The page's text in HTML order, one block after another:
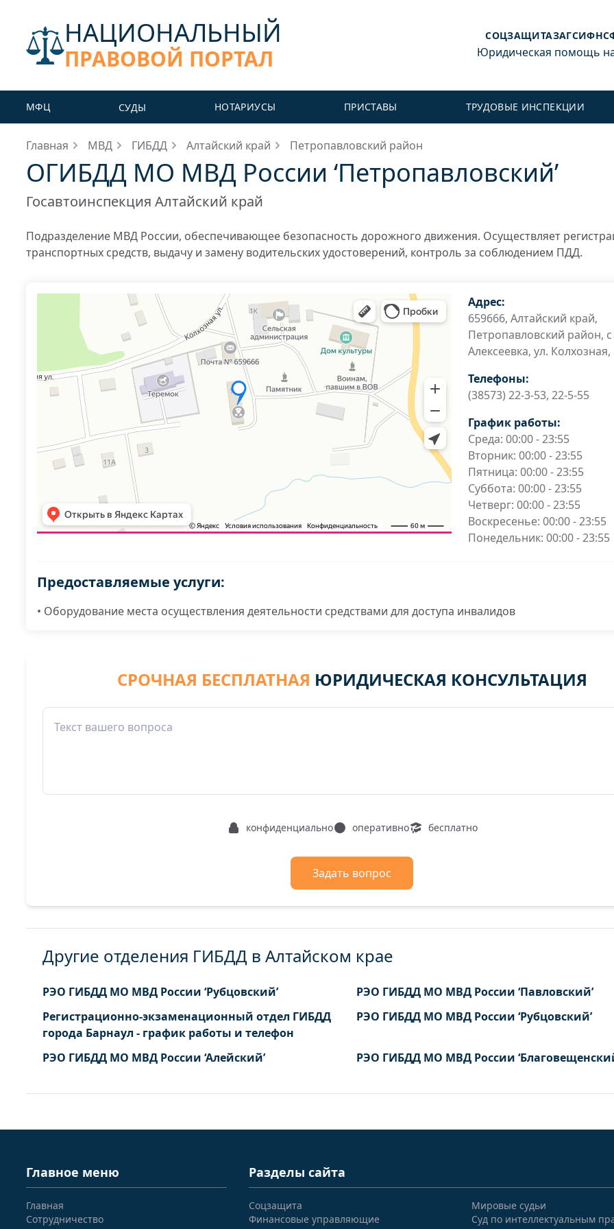
НАЦИОНАЛЬНЫЙ
ПРАВОВОЙ ПОРТАЛ
СОЦЗАЩИТАЗАГСИФНС
Юридическая помощь
МФЦ СУДЫ НОТАРИУСЫ ПРИСТАВЫ ТРУДОВЫЕ ИНСПЕКЦИИ
Главная МВД ГИБДД Алтайский край Петропавловский район
ОГИБДД МО МВД России ‘Петропавловский’
Госавтоинспекция Алтайский край
Подразделение МВД России, обеспечивающее безопасность дорожного движения. Осуществляет
транспортных средств, выдачу и замену водительских удостоверений, контроль за соблюдением ПДД.
Адрес:
659666, Алтайский край,
Петропавловский район, с
Алексеевка, ул. Колхозная,
Телефоны:
(38573) 22-3-53, 22-5-55
График работы:
Среда: 00:00 - 23:55
Вторник: 00:00 - 23:55
Пятница: 00:00 - 23:55
Суббота: 00:00 - 23:55
Четверг: 00:00 - 23:55
Воскресенье: 00:00 - 23:55
Понедельник: 00:00 - 23:55
Предоставляемые услуги:
• Оборудование места осуществления деятельности средствами для доступа инвалидов
СРОЧНАЯ БЕСПЛАТНАЯ ЮРИДИЧЕСКАЯ КОНСУЛЬТАЦИЯ
конфиденциально оперативно бесплатно
Задать вопрос
Другие отделения ГИБДД в Алтайском крае
РЭО ГИБДД МО МВД России ‘Рубцовский’
РЭО ГИБДД МО МВД России ‘Павловский’
Регистрационно-экзаменационный отдел ГИБДД
города Барнаул - график работы и телефон
РЭО ГИБДД МО МВД России ‘Рубцовский’
РЭО ГИБДД МО МВД России ‘Алейский’ РЭО ГИБДД МО МВД России
Главное меню
Главная
Сотрудничество
Разделы сайта
Соцзащита
Финансовые управляющие
Мировые судьи
Суд по интеллектуальным